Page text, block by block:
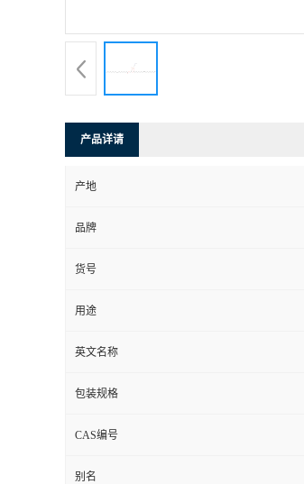
产品详请
产地
品牌
货号
用途
英文名称
包装规格
CAS编号
别名